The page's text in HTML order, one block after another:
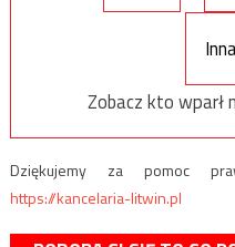
Zobacz kto wparł
Dziękujemy za pomoc
https://kancelaria-litwin.pl